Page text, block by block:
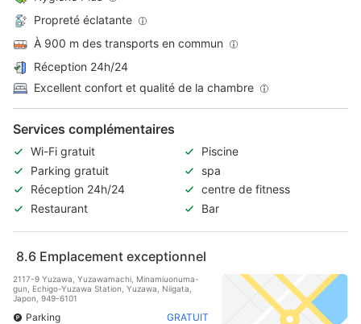
Propreté éclatante
À 900 m des transports en commun
Réception 24h/24
Excellent confort et qualité de la chambre
Services complémentaires
Wi-Fi gratuit
Piscine
Parking gratuit
spa
Réception 24h/24
centre de fitness
Restaurant
Bar
8.6 Emplacement exceptionnel
2117-9 Yuzawa, Yuzawamachi, Minamiuonuma-
gun, Echigo-Yuzawa Station, Yuzawa, Niigata,
Japon, 949-6101
Parking
GRATUIT